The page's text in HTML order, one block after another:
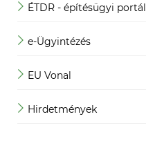
ÉTDR - építésügyi portál
e-Ügyintézés
EU Vonal
Hirdetmények